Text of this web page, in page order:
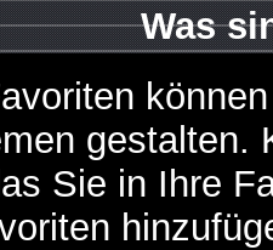
Was
Sie in Ihre